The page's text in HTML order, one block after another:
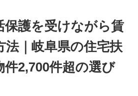
保護を受けながら賃
法｜岐阜県の住宅扶
件2,700件超の選び